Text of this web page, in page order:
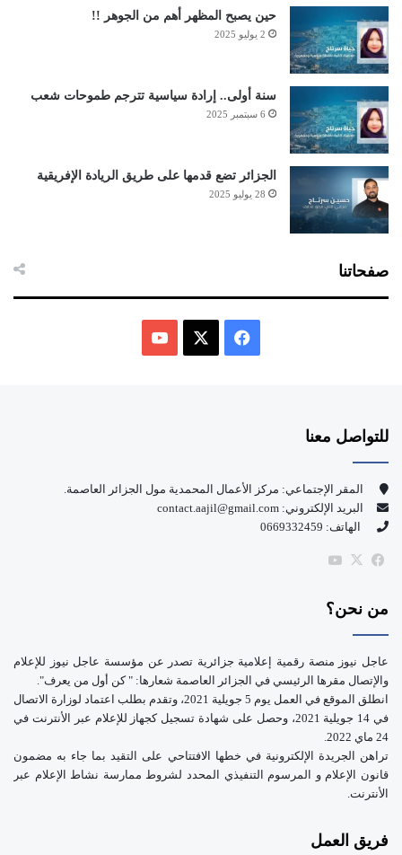
حين يصبح المظهر أهم من الجوهر !!
2 يوليو 2025
سنة أولى.. إرادة سياسية تترجم طموحات شعب
6 سبتمبر 2025
الجزائر تضع قدمها على طريق الريادة الإفريقية
28 يوليو 2025
صفحاتنا
و
ك
للتواصل معنا
المقر الإجتماعي: مركز الأعمال المحمدية مول الجزائر العاصمة.
البريد الإلكتروني: contact.aajil@gmail.com
الهاتف: 0669332459
فيسبوك
‫X
من نحن؟
عاجل نيوز منصة رقمية إعلامية جزائرية تصدر عن مؤسسة عاجل نيوز للإعلام
والإتصال مقرها الرئيسي في الجزائر العاصمة شعارها: " كن أول من يعرف".
انطلق الموقع في العمل يوم 5 جويلية 2021، وتقدم بطلب اعتماد لوزارة الاتصال
في 14 جويلية 2021، وحصل على شهادة تسجيل كجهاز للإعلام عبر الأنترنت في
24 ماي 2022.
تراهن الجريدة الإلكترونية في خطها الافتتاحي على التقيد بما جاء به مضمون
قانون الإعلام و المرسوم التنفيذي المحدد لشروط ممارسة نشاط الإعلام عبر
الأنترنت.
فريق العمل